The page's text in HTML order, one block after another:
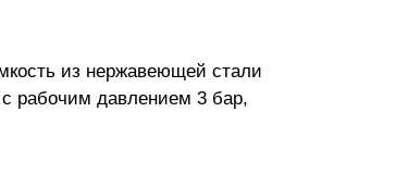
из нержавеющей стали
рабочим давлением 3 бар,